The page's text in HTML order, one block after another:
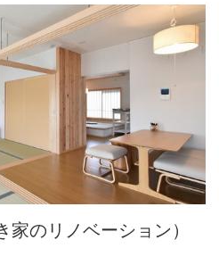
のリノベーション）